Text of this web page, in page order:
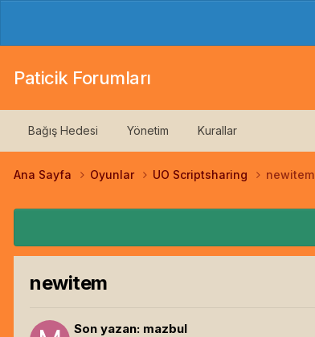
Paticik Forumları
Bağış Hedesi Yönetim Kurallar
Ana Sayfa Oyunlar UO Scriptsharing newitem
newitem
Son yazan: mazbul